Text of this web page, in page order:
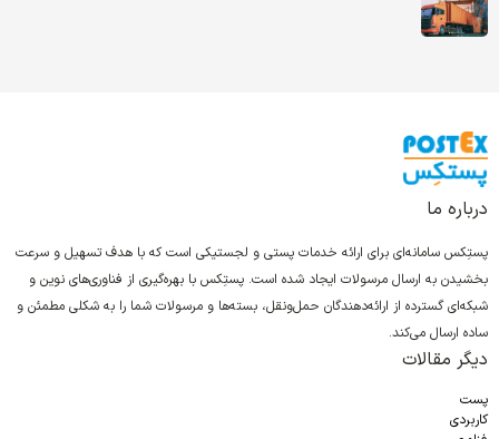
درباره ما
پستِکس سامانه‌ای برای ارائه خدمات پستی و لجستیکی است که با هدف تسهیل و سرعت
بخشیدن به ارسال مرسولات ایجاد شده است. پستِکس با بهره‌گیری از فناوری‌های نوین و
شبکه‌ای گسترده از ارائه‌دهندگان حمل‌ونقل، بسته‌ها و مرسولات شما را به شکلی مطمئن و
ساده ارسال می‌کند.
دیگر مقالات
پست
کاربردی